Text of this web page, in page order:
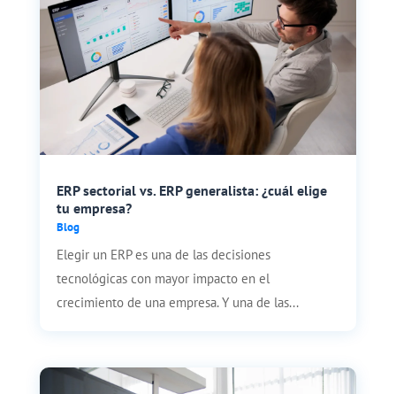
ERP sectorial vs. ERP generalista: ¿cuál elige
tu empresa?
Blog
Elegir un ERP es una de las decisiones
tecnológicas con mayor impacto en el
crecimiento de una empresa. Y una de las...